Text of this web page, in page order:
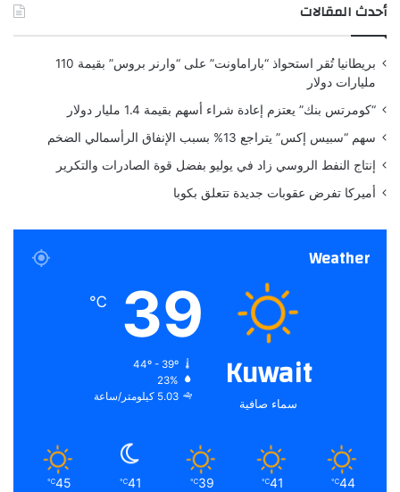
ئنأحدث المقالات
بريطانيا تُقر استحواذ “باراماونت” على “وارنر بروس” بقيمة 110
مليارات دولار
“كومرتس بنك” يعتزم إعادة شراء أسهم بقيمة 1.4 مليار دولار
سهم “سبيس إكس” يتراجع 13% بسبب الإنفاق الرأسمالي الضخم
إنتاج النفط الروسي زاد في يوليو بفضل قوة الصادرات والتكرير
أميركا تفرض عقوبات جديدة تتعلق بكوبا
Weather
Kuwait
سماء صافية
39
℃
44º - 39º
23%
5.03 كيلومتر/ساعة
44
℃
41
℃
39
℃
41
℃
45
℃